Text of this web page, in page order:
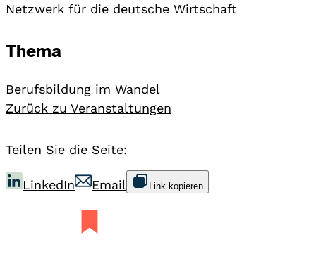
Netzwerk für die deutsche Wirtschaft
Thema
Berufsbildung im Wandel
Zurück zu Veranstaltungen
Teilen Sie die Seite:
LinkedIn Email Link kopieren